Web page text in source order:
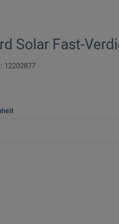
Solar Fast-
12202877